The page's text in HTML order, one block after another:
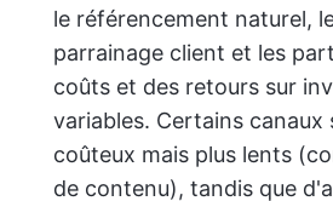
le référencement naturel,
parrainage client et les
coûts et des retours sur
variables. Certains canaux
coûteux mais plus lents
de contenu), tandis que